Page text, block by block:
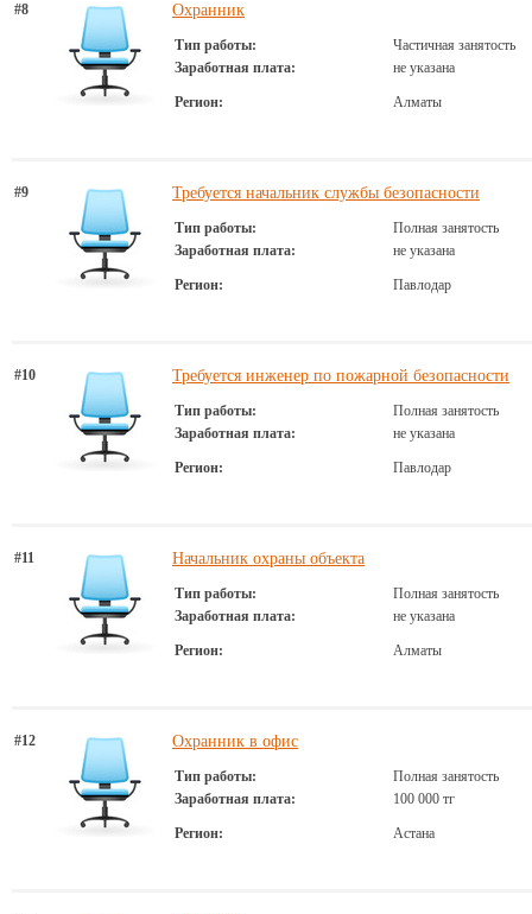
#8 Охранник
Тип работы:
Частичная занятость
Заработная плата:
не указана
Регион: Алматы
#9 Требуется начальник службы безопасности
Тип работы:
Полная занятость
Заработная плата:
не указана
Регион: Павлодар
#10 Требуется инженер по пожарной безопасности
Тип работы:
Полная занятость
Заработная плата:
не указана
Регион: Павлодар
#11 Начальник охраны объекта
Тип работы:
Полная занятость
Заработная плата:
не указана
Регион: Алматы
#12 Охранник в офис
Тип работы:
Полная занятость
Заработная плата:
100 000 тг
Регион: Астана